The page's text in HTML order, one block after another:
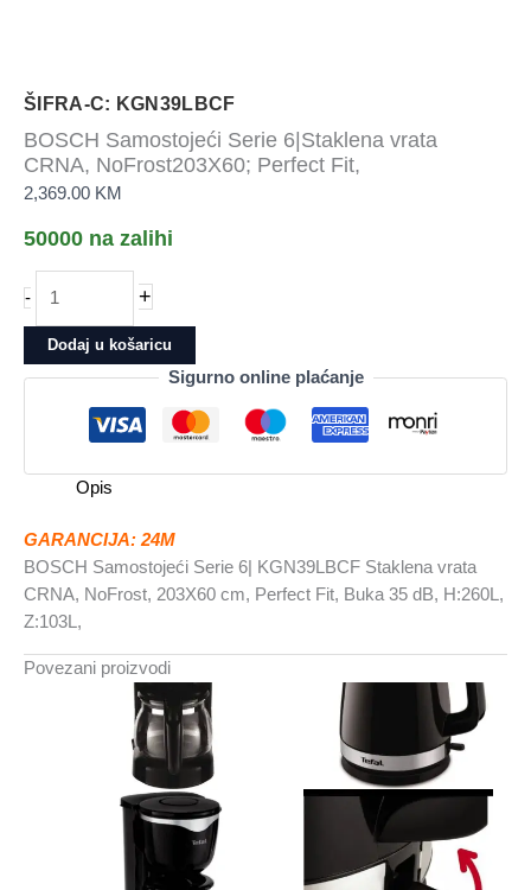
ŠIFRA-C: KGN39LBCF
BOSCH Samostojeći Serie 6|Staklena vrata
CRNA, NoFrost203X60; Perfect Fit,
2,369.00 KM
50000 na zalihi
-
Samostojeći
Serie
6|Staklena
NoFrost203X60;
Perfect
količina
+
Dodaj u košaricu
Sigurno online plaćanje
Opis
GARANCIJA: 24M
BOSCH Samostojeći Serie 6| KGN39LBCF Staklena vrata
CRNA, NoFrost, 203X60 cm, Perfect Fit, Buka 35 dB, H:260L,
Z:103L,
Povezani proizvodi